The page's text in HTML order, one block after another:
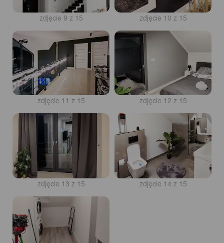
zdjęcie 9 z 15 zdjęcie 10 z 15
zdjęcie 11 z 15 zdjęcie 12 z 15
zdjęcie 13 z 15 zdjęcie 14 z 15